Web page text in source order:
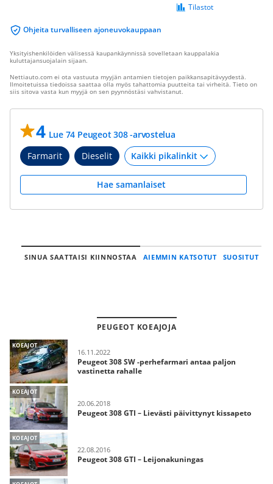
Ohjeita turvalliseen ajoneuvokauppaan
Tilastot
Yksityishenkilöiden välisessä kaupankäynnissä sovelletaan kauppalakia
kuluttajansuojalain sijaan.
Nettiauto.com ei ota vastuuta myyjän antamien tietojen paikkansapitävyydestä.
Ilmoitetuissa tiedoissa saattaa olla myös tahattomia puutteita tai virheitä. Tieto on
siis sitova vasta kun myyjä on sen pyynnöstäsi vahvistanut.
4 Lue 74 Peugeot 308 -arvostelua
Farmarit
Dieselit
Hae samanlaiset
SINUA SAATTAISI KIINNOSTAA AIEMMIN KATSOTUT SUOSITUT
PEUGEOT KOEAJOJA
KOEAJOT
16.11.2022
Peugeot 308 SW -perhefarmari antaa paljon
vastinetta rahalle
KOEAJOT
20.06.2018
Peugeot 308 GTI – Lievästi päivittynyt kissapeto
KOEAJOT
22.08.2016
Peugeot 308 GTI – Leijonakuningas